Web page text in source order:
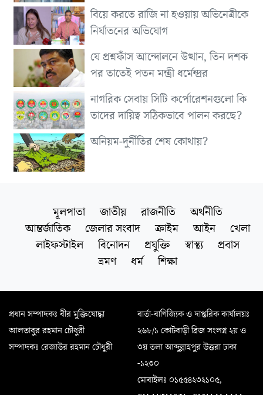
বিয়ে করতে রাজি না হওয়ায় অভিনেত্রীকে
নির্যাতনের অভিযোগ
যে প্রশ্নফাঁস আন্দোলনে উত্থান, তিন দশক
পর তাতেই পতন মন্ত্রী ধর্মেন্দ্রর
নাগরিক সেবায় সিটি কর্পোরেশনগুলো কি
তাদের দায়িত্ব সঠিকভাবে পালন করছে?
অনিয়ম-দুর্নীতির শেষ কোথায়?
মূলপাতা জাতীয় রাজনীতি
অর্থনীতি
আন্তর্জাতিক
জেলার সংবাদ ক্রাইম আইন
খেলা
লাইফস্টাইল
বিনোদন প্রযুক্তি স্বাস্থ্য
প্রবাস
ভ্রমণ
ধর্ম শিক্ষা
প্রধান সম্পাদকঃ বীর মুক্তিযোদ্ধা
আলতাবুর রহমান চৌধুরী
সম্পাদকঃ রেজাউর রহমান চৌধুরী
বার্তা-বাণিজ্যিক ও দাপ্তরিক কার্যালয়ঃ
২৬৮/১ কোটবাড়ী ব্রিজ সংলগ্ন ২য় ও
৩য় তলা আব্দুল্লাহপুর উত্তরা ঢাকা
-১২৩০
মোবাইলঃ ০১৫৫৪২৩২১০৫,